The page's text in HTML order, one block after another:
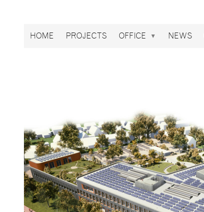
HOME PROJECTS OFFICE NEWS